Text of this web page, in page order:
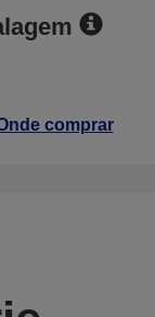
comprar